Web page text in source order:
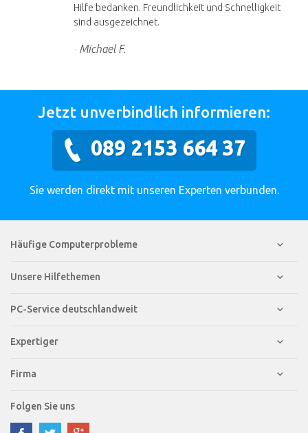
Hilfe bedanken. Freundlichkeit und Schnelligkeit
sind ausgezeichnet.
Michael F.
Jetzt unverbindlich informieren:
089 2153 664 37
Sie werden direkt mit unseren Experten verbunden.
Häufige Computerprobleme
Unsere Hilfethemen
PC-Service deutschlandweit
Expertiger
Firma
Folgen Sie uns